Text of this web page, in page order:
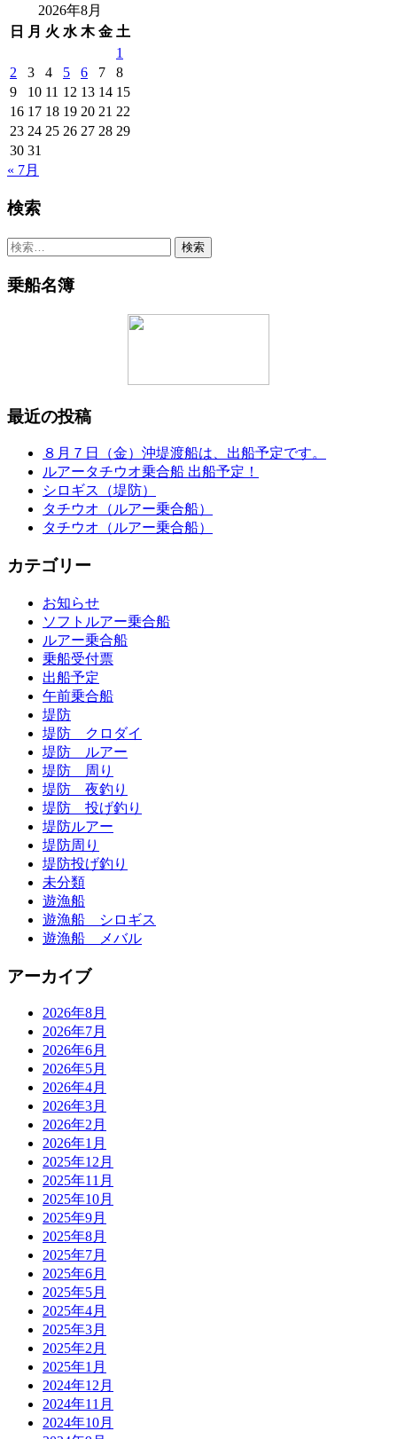
2026年8月
日
月 火 水 木 金 土
1
2
3 4 5 6 7
8
9
10 11 12 13 14 15
16 17 18 19 20 21 22
23 24 25 26 27 28 29
30 31
« 7月
検索
検
乗船名簿
最近の投稿
８月７日（金）沖堤渡船は、出船予定です。
ルアータチウオ乗合船 出船予定！
シロギス（堤防）
タチウオ（ルアー乗合船）
タチウオ（ルアー乗合船）
カテゴリー
お知らせ
ソフトルアー乗合船
ルアー乗合船
乗船受付票
出船予定
午前乗合船
堤防
堤防 クロダイ
堤防 ルアー
堤防 周り
堤防 夜釣り
堤防 投げ釣り
堤防ルアー
堤防周り
堤防投げ釣り
未分類
遊漁船
遊漁船 シロギス
遊漁船 メバル
アーカイブ
2026年8月
2026年7月
2026年6月
2026年5月
2026年4月
2026年3月
2026年2月
2026年1月
2025年12月
2025年11月
2025年10月
2025年9月
2025年8月
2025年7月
2025年6月
2025年5月
2025年4月
2025年3月
2025年2月
2025年1月
2024年12月
2024年11月
2024年10月